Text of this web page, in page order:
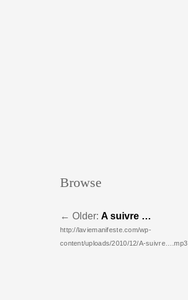
Browse
← Older: A suivre …
http://laviemanifeste.com/wp-
content/uploads/2010/12/A-suivre….mp3